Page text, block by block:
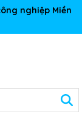
nghiệp Miền